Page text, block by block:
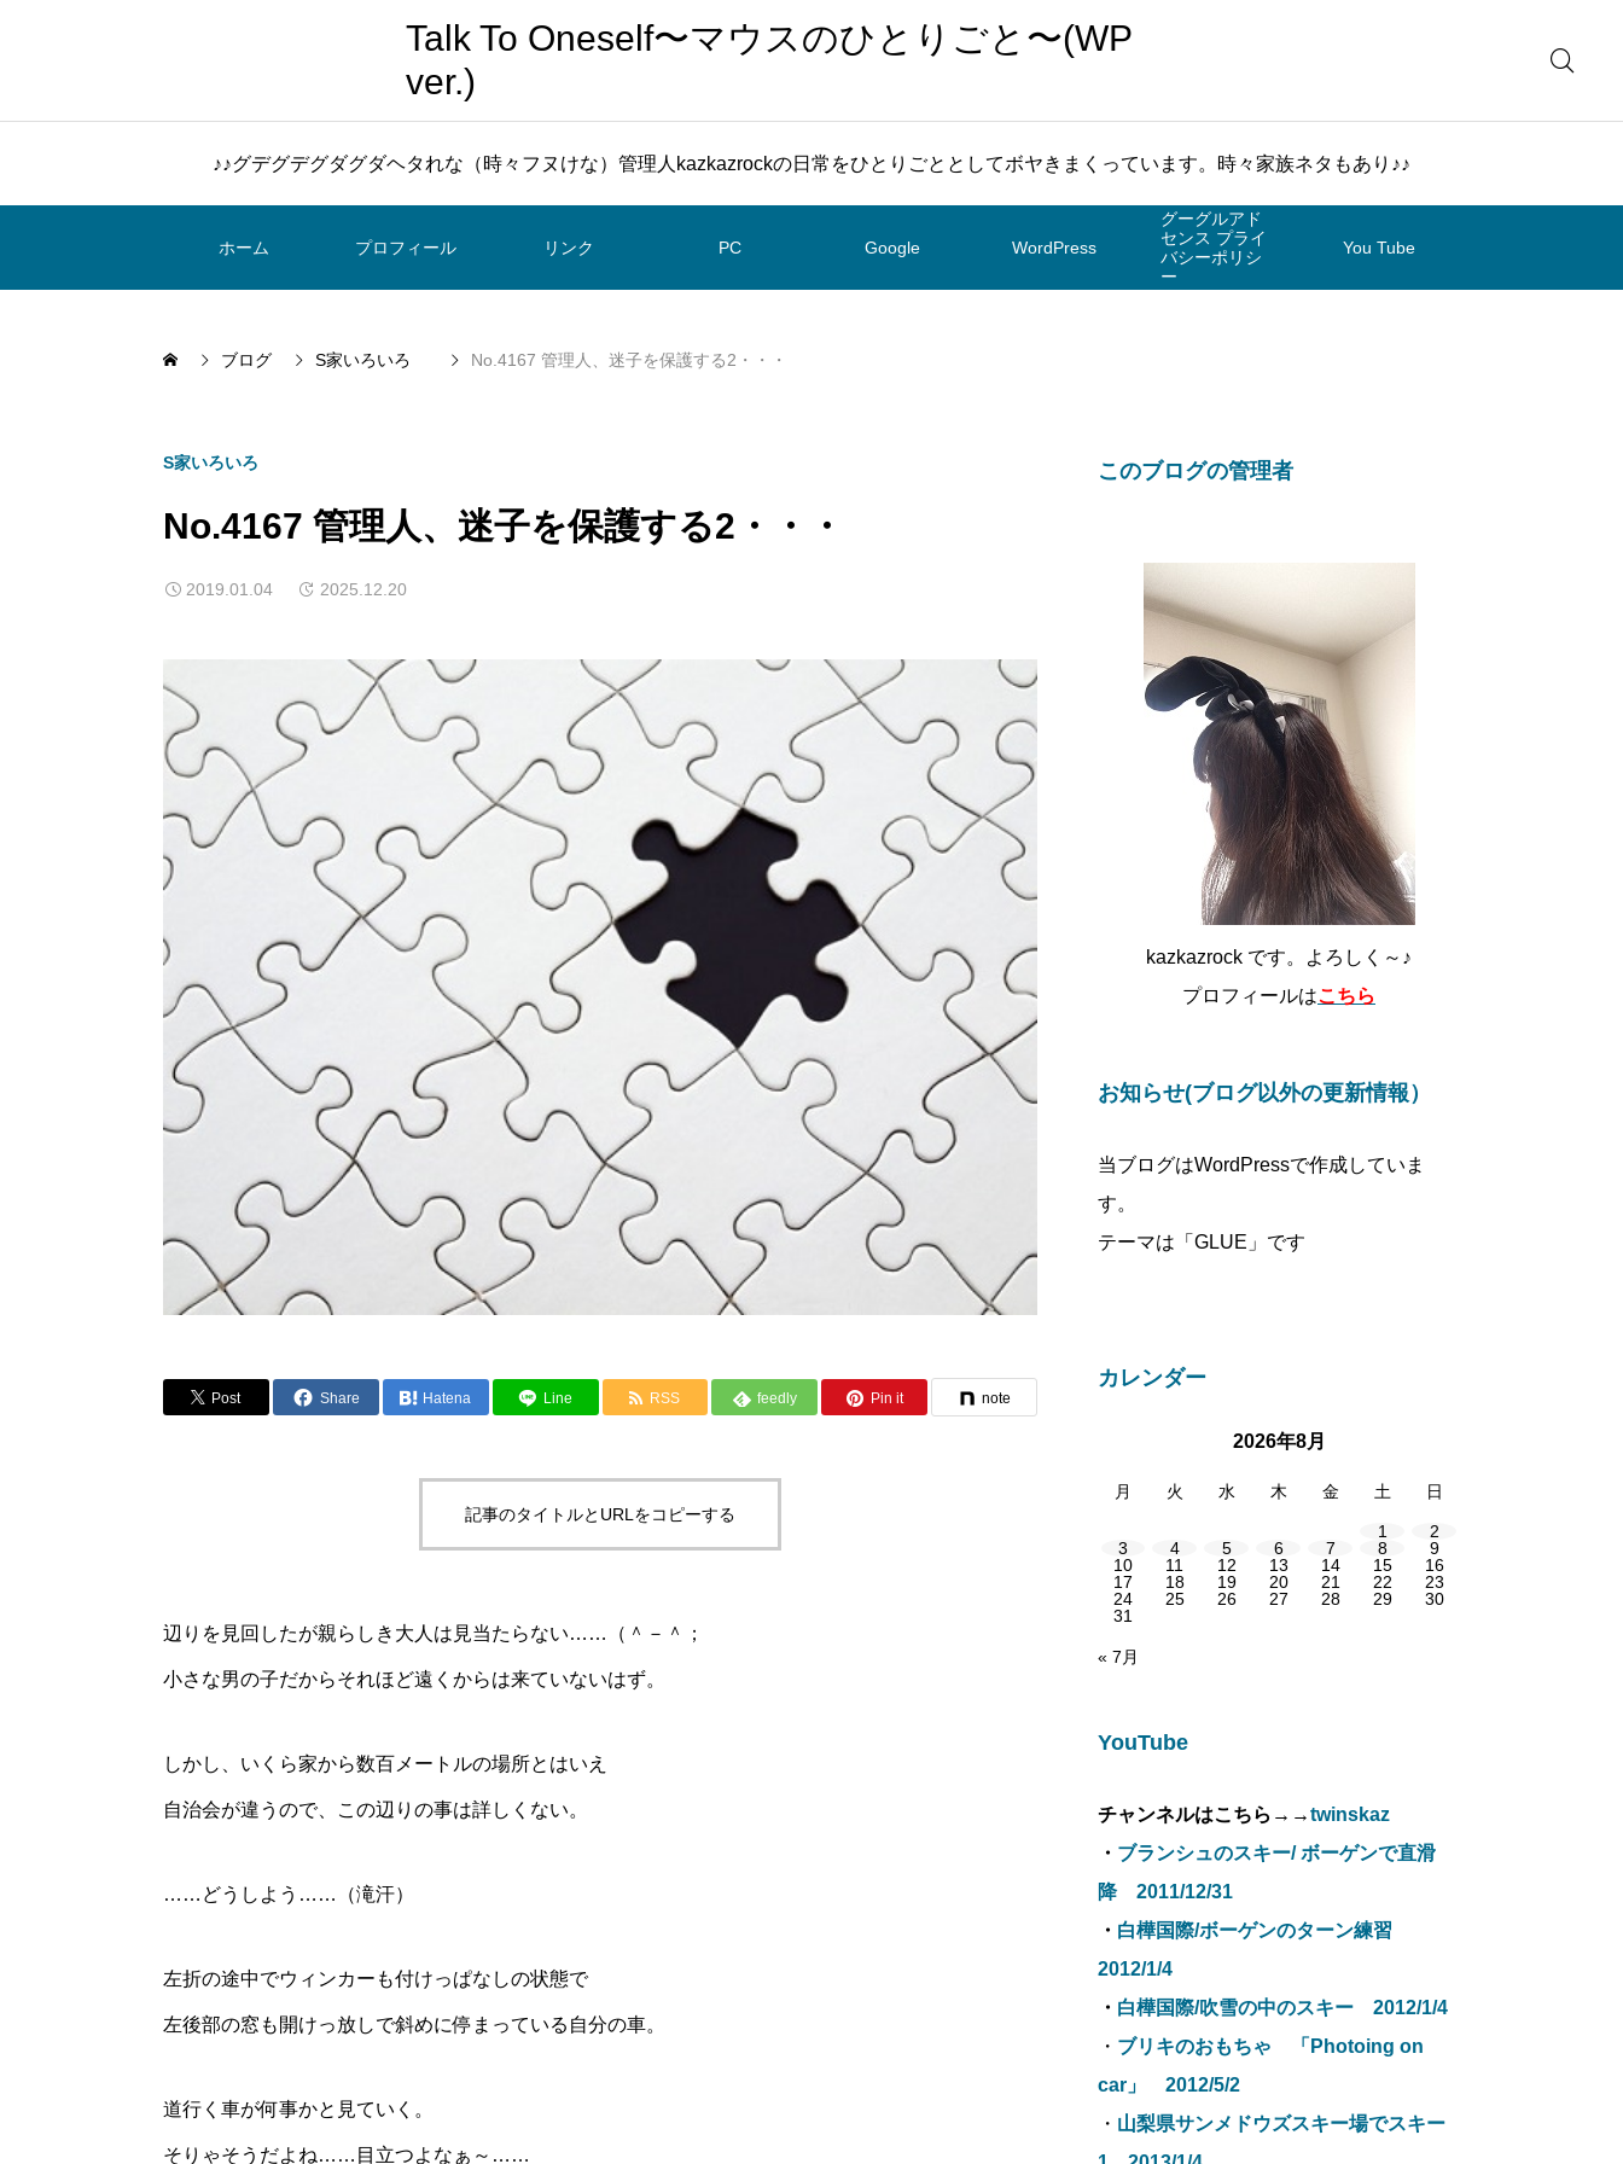
Talk To Oneself〜マウスのひとりごと〜(WP
ver.)
♪♪グデグデグダグダヘタれな（時々フヌけな）管理人kazkazrockの日常をひとりごととしてボヤきまくっています。時々家族ネタもあり♪♪
ホーム プロフィール リンク PC Google WordPress
グーグルアド
センス プライ
バシーポリシ
ー
You Tube
ブログ S家いろいろ No.4167 管理人、迷子を保護する2・・・
S家いろいろ
No.4167 管理人、迷子を保護する2・・・
2019.01.04 2025.12.20
Post Share Hatena Line RSS feedly Pin it note
記事のタイトルとURLをコピーする
辺りを見回したが親らしき大人は見当たらない……（＾－＾；
小さな男の子だからそれほど遠くからは来ていないはず。
しかし、いくら家から数百メートルの場所とはいえ
自治会が違うので、この辺りの事は詳しくない。
……どうしよう……（滝汗）
左折の途中でウィンカーも付けっぱなしの状態で
左後部の窓も開けっ放しで斜めに停まっている自分の車。
道行く車が何事かと見ていく。
そりゃそうだよね……目立つよなぁ～……
このブログの管理者
kazkazrock です。よろしく～♪
プロフィールはこちら
お知らせ(ブログ以外の更新情報）
当ブログはWordPressで作成していま
す。
テーマは「GLUE」です
カレンダー
2026年8月
月 火 水 木 金 土 日
1
2
3
4 5 6 7 8
9
10
11 12 13 14 15
16
17
18 19 20 21 22
23
24
25 26 27 28 29
30
31
« 7月
YouTube
チャンネルはこちら→→twinskaz
・ ブランシュのスキー/ ボーゲンで直滑
降 2011/12/31
・ 白樺国際/ボーゲンのターン練習
2012/1/4
・ 白樺国際/吹雪の中のスキー 2012/1/4
・ ブリキのおもちゃ 「Photoing on
car」 2012/5/2
・ 山梨県サンメドウズスキー場でスキー